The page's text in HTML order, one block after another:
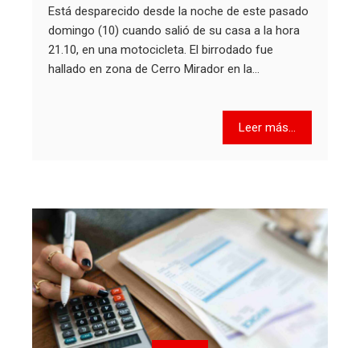
Está desparecido desde la noche de este pasado
domingo (10) cuando salió de su casa a la hora
21.10, en una motocicleta. El birrodado fue
hallado en zona de Cerro Mirador en la…
Leer más...